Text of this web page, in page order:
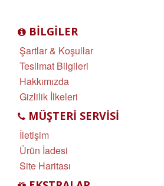
BILGILER
Şartlar & Koşullar
Teslimat Bilgileri
Hakkımızda
Gizlilik İlkeleri
MÜŞTERI SERVISI
İletişim
Ürün İadesi
Site Haritası